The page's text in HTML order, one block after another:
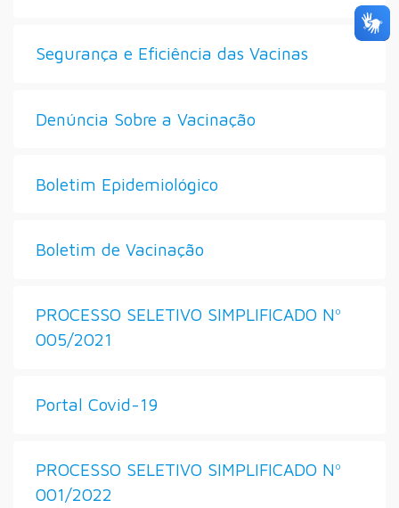
Segurança e Eficiência das Vacinas
Denúncia Sobre a Vacinação
Boletim Epidemiológico
Boletim de Vacinação
PROCESSO SELETIVO SIMPLIFICADO Nº
005/2021
Portal Covid-19
PROCESSO SELETIVO SIMPLIFICADO Nº
001/2022